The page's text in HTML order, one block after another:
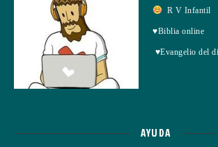
R V Infantil
♥Biblia online
♥Evangelio del
AYUDA